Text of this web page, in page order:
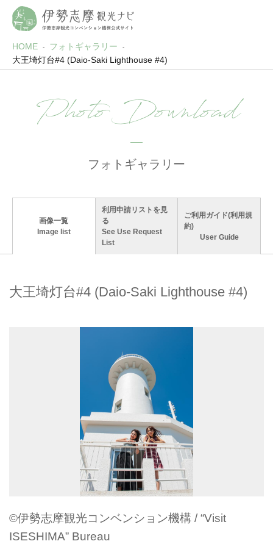
HOME
フォトギャラリー
大王埼灯台#4 (Daio-Saki Lighthouse #4)
Photo Download
フォトギャラリー
画像一覧
Image list
利用申請リストを見
る
See Use Request
List
ご利用ガイド(利用規
約)
User Guide
大王埼灯台#4 (Daio-Saki Lighthouse #4)
©伊勢志摩観光コンベンション機構 / “Visit
ISESHIMA” Bureau